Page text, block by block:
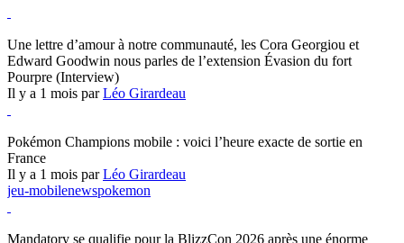
Une lettre d’amour à notre communauté, les Cora Georgiou et
Edward Goodwin nous parles de l’extension Évasion du fort
Pourpre (Interview)
Il y a 1 mois parLéo Girardeau
Pokémon Champions mobile : voici l’heure exacte de sortie en
France
Il y a 1 mois parLéo Girardeau
jeu-mobilenewspokemon
Mandatory se qualifie pour la BlizzCon 2026 après une énorme